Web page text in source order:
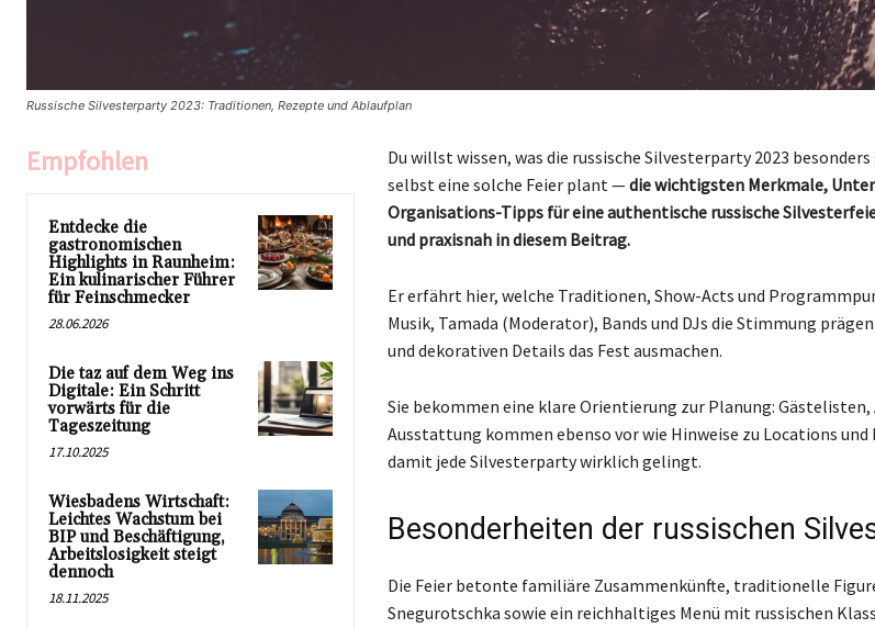
Russische Silvesterparty 2023: Traditionen, Rezepte und Ablaufplan
Empfohlen
Entdecke die
gastronomischen
Highlights in Raunheim:
Ein kulinarischer Führer
für Feinschmecker
28.06.2026
Die taz auf dem Weg ins
Digitale: Ein Schritt
vorwärts für die
Tageszeitung
17.10.2025
Wiesbadens Wirtschaft:
Leichtes Wachstum bei
BIP und Beschäftigung,
Arbeitslosigkeit steigt
dennoch
18.11.2025
Du willst wissen, was die russische Silvesterparty 2023
selbst eine solche Feier plant —die wichtigsten Merkmale,
Organisations-Tipps für eine authentische russische
und praxisnah in diesem Beitrag.
Er erfährt hier, welche Traditionen, Show-Acts und
Musik, Tamada (Moderator), Bands und DJs die Stimmung
und dekorativen Details das Fest ausmachen.
Sie bekommen eine klare Orientierung zur Planung:
Ausstattung kommen ebenso vor wie Hinweise zu Locations
damit jede Silvesterparty wirklich gelingt.
Besonderheiten der russischen
Die Feier betonte familiäre Zusammenkünfte, traditionelle
Snegurotschka sowie ein reichhaltiges Menü mit russischen